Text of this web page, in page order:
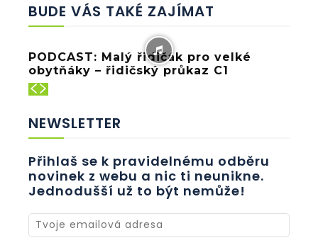
BUDE VÁS TAKÉ ZAJÍMAT
PODCAST: Malý řidičák pro velké
obytňáky – řidičský průkaz C1
NEWSLETTER
Přihlaš se k pravidelnému odběru
novinek z webu a nic ti neunikne.
Jednodušší už to být nemůže!